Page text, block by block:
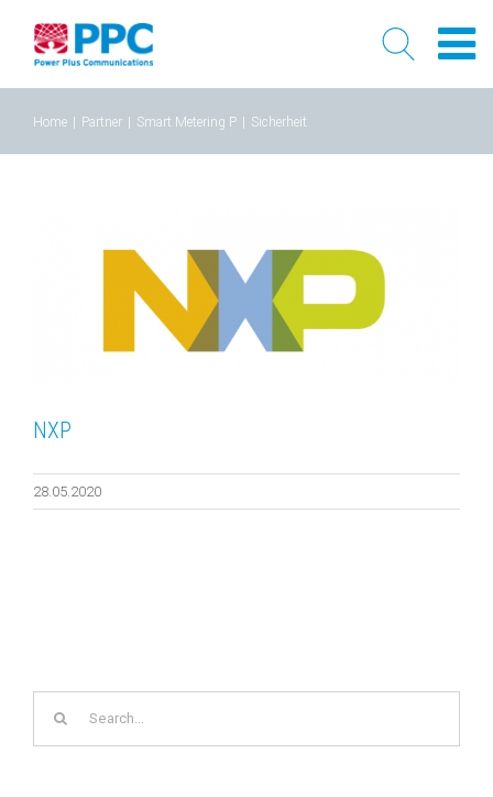
content
Home Partner Smart Metering P Sicherheit
NXP
28.05.2020